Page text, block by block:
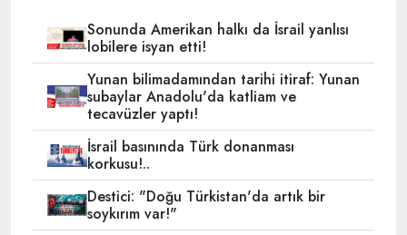
Sonunda Amerikan halkı da İsrail yanlısı
lobilere isyan etti!
Yunan bilimadamından tarihi itiraf: Yunan
subaylar Anadolu'da katliam ve
tecavüzler yaptı!
İsrail basınında Türk donanması
korkusu!..
Destici: "Doğu Türkistan'da artık bir
soykırım var!"